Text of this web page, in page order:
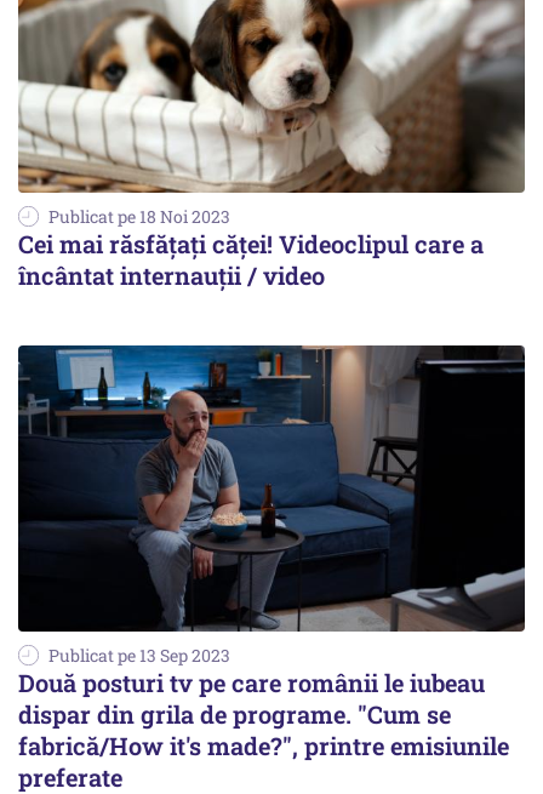
Publicat pe 18 Noi 2023
Cei mai răsfățați căței! Videoclipul care a
încântat internauții / video
Publicat pe 13 Sep 2023
Două posturi tv pe care românii le iubeau
dispar din grila de programe. "Cum se
fabrică/How it's made?", printre emisiunile
preferate